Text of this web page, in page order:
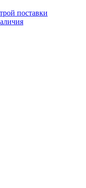
поставки